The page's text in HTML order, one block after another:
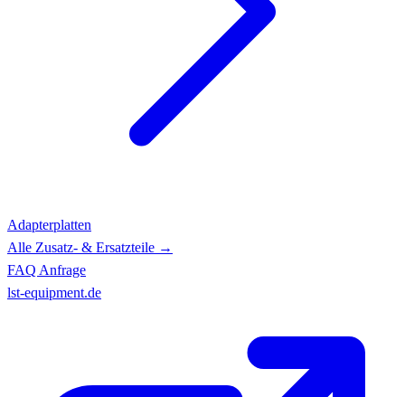
Adapterplatten
Alle Zusatz- & Ersatzteile →
FAQ Anfrage
lst-equipment.de